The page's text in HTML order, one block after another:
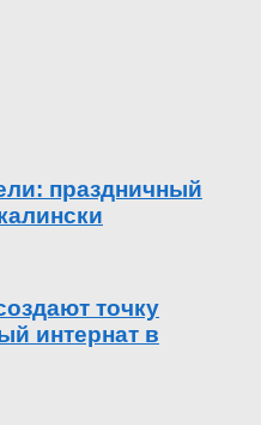
праздничный
точку
интернат в